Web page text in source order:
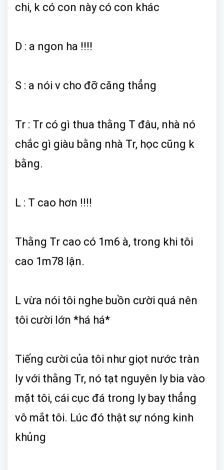
chi, k có con này có con khác
D : a ngon ha !!!!
S : a nói v cho đỡ căng thẳng
Tr : Tr có gì thua thằng T đâu, nhà nó
chắc gì giàu bằng nhà Tr, học cũng k
bằng.
L : T cao hơn !!!!
Thằng Tr cao có 1m6 à, trong khi tôi
cao 1m78 lận.
L vừa nói tôi nghe buồn cười quá nên
tôi cười lớn *há há*
Tiếng cười của tôi như giọt nước tràn
ly với thằng Tr, nó tạt nguyên ly bia vào
mặt tôi, cái cục đá trong ly bay thẳng
vô mắt tôi. Lúc đó thật sự nóng kinh
khủng